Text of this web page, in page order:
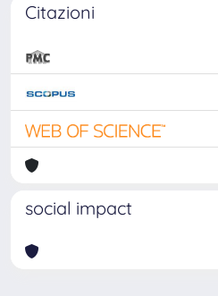
Citazioni
social impact